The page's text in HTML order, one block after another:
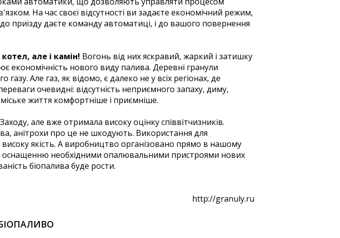
На час своєї відсутності ви задаєте економічний режим,
приїзду даєте команду автоматиці, і до вашого повернення
але і камін! Вогонь від них яскравий, жаркий і затишку
нового виду палива. Деревні гранули
Але газ, як відомо, є далеко не у всіх регіонах, де
очевидні: відсутність неприємного запаху, диму,
життя комфортніше і приємніше.
але вже отримала високу оцінку співвітчизників.
анітрохи про це не шкодують. Використання для
якість. А виробництво організовано прямо в нашому
оснащенню необхідними опалювальними пристроями нових
біопалива буде рости.
http://granuly.ru